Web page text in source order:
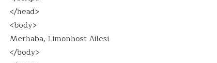
</head>
<body>
Merhaba, Limonhost Ailesi
</body>